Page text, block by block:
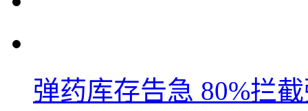
弹药库存告急 80%拦